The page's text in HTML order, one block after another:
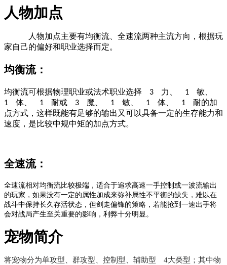
人物加点
人物加点主要有均衡流、全速流两种主流方向，根据玩
家自己的偏好和职业选择而定。
均衡流：
均衡流可根据物理职业或法术职业选择 3 力、 1 敏、
1 体、 1 耐或 3 魔、 1 敏、 1 体、 1
耐的加
点方式，这样既能有足够的输出又可以具备一定的生存能力和
速度，是比较中规中矩的加点方式。
全速流：
全速流相对均衡流比较极端，适合于追求高速一手控制或一波流输出
的玩家，如果没有一定的属性加成来弥补属性不平衡的缺失，难以在
战斗中保持长久存活状态，但剑走偏锋的策略，若能抢到一速出手将
会对战局产生至关重要的影响，利弊十分明显。
宠物简介
将宠物分为单攻型、群攻型、控制型、辅助型
4大类型；其中物